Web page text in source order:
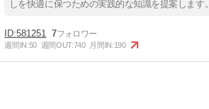
しを快適に保つための実践的な知識を提案します。
581251 7
週間IN:50 週間OUT:740 月間IN:190